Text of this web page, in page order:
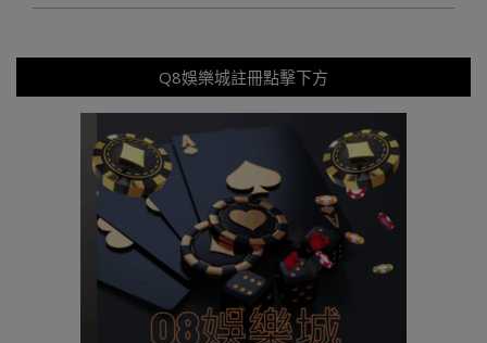
Q8娛樂城註冊點擊下方